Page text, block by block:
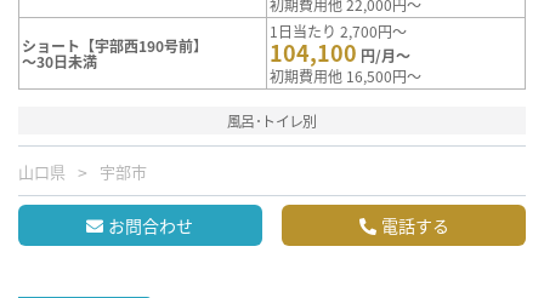
ショート【宇部西190号前】
～30日未満
1日当たり 2,700円～
104,100 円/月～
初期費用他 16,500円～
風呂･トイレ別
山口県 宇部市
お問合わせ 電話する